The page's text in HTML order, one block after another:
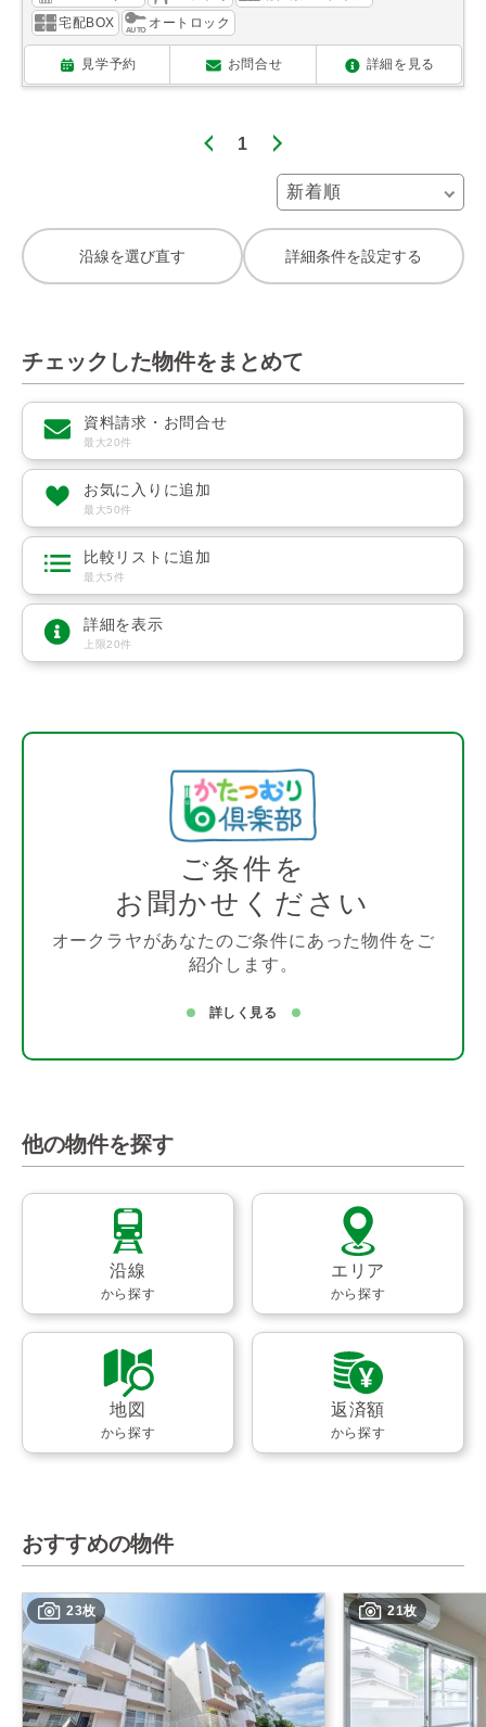
宅配BOX
オートロック
見学予約 お問合せ 詳細を見る
1
沿線を選び直す 詳細条件を設定する
チェックした物件をまとめて
資料請求・お問合せ
最大20件
お気に入りに追加
最大50件
比較リストに追加
最大5件
詳細を表示
上限20件
ご条件を
お聞かせください
オークラヤがあなたのご条件にあった物件をご
紹介します。
詳しく見る
他の物件を探す
沿線
から探す
エリア
から探す
地図
から探す
返済額
から探す
おすすめの物件
23枚 21枚